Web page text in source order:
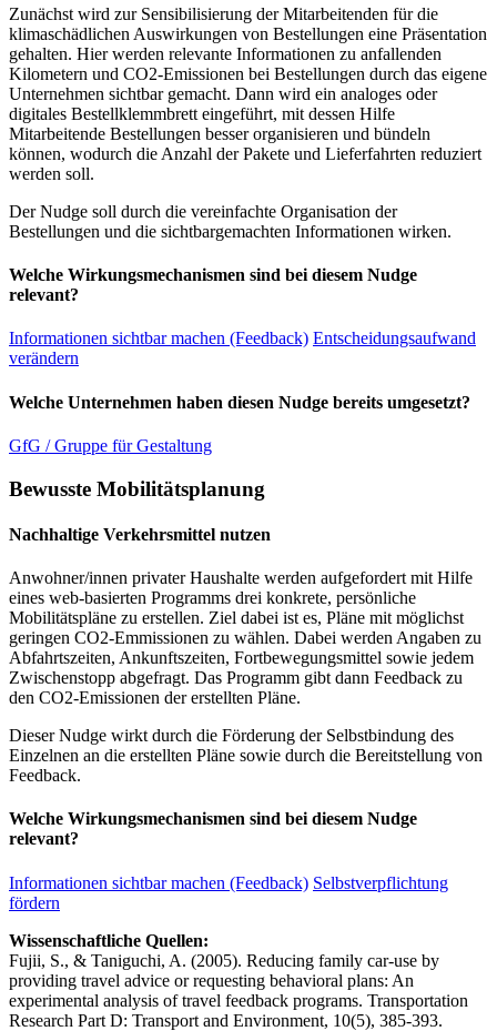
Zunächst wird zur Sensibilisierung der Mitarbeitenden für die
klimaschädlichen Auswirkungen von Bestellungen eine Präsentation
gehalten. Hier werden relevante Informationen zu anfallenden
Kilometern und CO2-Emissionen bei Bestellungen durch das eigene
Unternehmen sichtbar gemacht. Dann wird ein analoges oder
digitales Bestellklemmbrett eingeführt, mit dessen Hilfe
Mitarbeitende Bestellungen besser organisieren und bündeln
können, wodurch die Anzahl der Pakete und Lieferfahrten reduziert
werden soll.
Der Nudge soll durch die vereinfachte Organisation der
Bestellungen und die sichtbargemachten Informationen wirken.
Welche Wirkungsmechanismen sind bei diesem Nudge
relevant?
Informationen sichtbar machen (Feedback) Entscheidungsaufwand
verändern
Welche Unternehmen haben diesen Nudge bereits umgesetzt?
GfG / Gruppe für Gestaltung
Bewusste Mobilitätsplanung
Nachhaltige Verkehrsmittel nutzen
Anwohner/innen privater Haushalte werden aufgefordert mit Hilfe
eines web-basierten Programms drei konkrete, persönliche
Mobilitätspläne zu erstellen. Ziel dabei ist es, Pläne mit möglichst
geringen CO2-Emmissionen zu wählen. Dabei werden Angaben zu
Abfahrtszeiten, Ankunftszeiten, Fortbewegungsmittel sowie jedem
Zwischenstopp abgefragt. Das Programm gibt dann Feedback zu
den CO2-Emissionen der erstellten Pläne.
Dieser Nudge wirkt durch die Förderung der Selbstbindung des
Einzelnen an die erstellten Pläne sowie durch die Bereitstellung von
Feedback.
Welche Wirkungsmechanismen sind bei diesem Nudge
relevant?
Informationen sichtbar machen (Feedback) Selbstverpflichtung
fördern
Wissenschaftliche Quellen:
Fujii, S., & Taniguchi, A. (2005). Reducing family car-use by
providing travel advice or requesting behavioral plans: An
experimental analysis of travel feedback programs. Transportation
Research Part D: Transport and Environment, 10(5), 385-393.